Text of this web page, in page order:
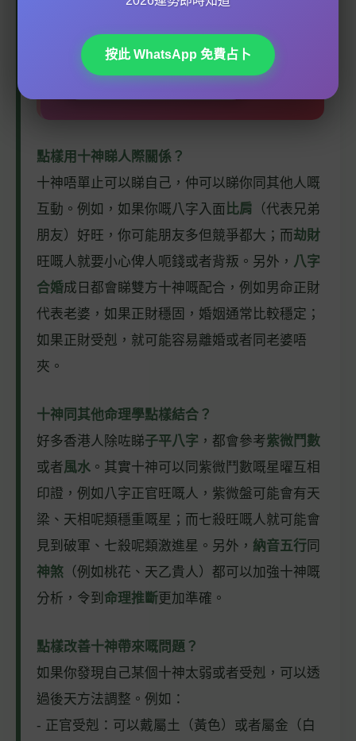
這可能是我見過最完整的八字命書服務。重
看看如何分析你的命格 →
點樣用十神睇人際關係？
十神唔單止可以睇自己，仲可以睇你同其他人嘅
互動。例如，如果你嘅八字入面 比肩 （代表兄弟
朋友）好旺，你可能朋友多但競爭都大；而劫財
旺嘅人就要小心俾人呃錢或者背叛。另外， 八字
合婚成日都會睇雙方十神嘅配合，例如男命正財
代表老婆，如果正財穩固，婚姻通常比較穩定；
如果正財受剋，就可能容易離婚或者同老婆唔
夾。
十神同其他命理學點樣結合？
好多香港人除咗睇子平八字 ，都會參考紫微鬥數
或者風水 。其實十神可以同紫微鬥數嘅星曜互相
印證，例如八字正官旺嘅人，紫微盤可能會有天
梁、天相呢類穩重嘅星；而七殺旺嘅人就可能會
見到破軍、七殺呢類激進星。另外， 納音五行 同
神煞 （例如桃花、天乙貴人）都可以加強十神嘅
分析，令到 命理推斷更加準確。
點樣改善十神帶來嘅問題？
如果你發現自己某個十神太弱或者受剋，可以透
過後天方法調整。例如：
- 正官受剋：可以戴屬土（黃色）或者屬金（白
按此 WhatsApp 免費占卜